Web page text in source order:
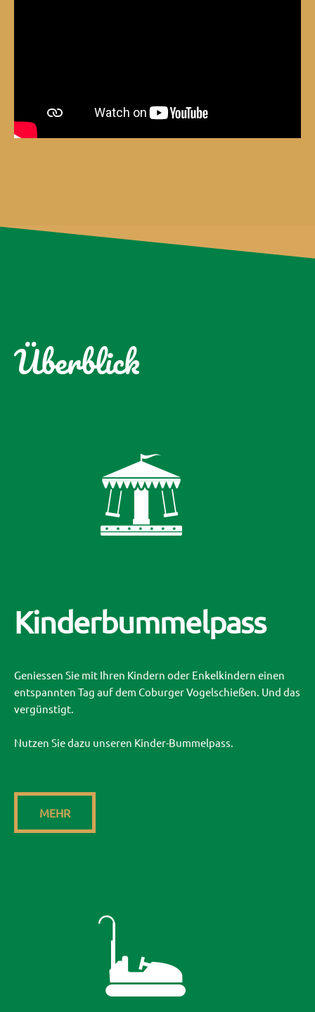
Überblick
Kinderbummelpass
Geniessen Sie mit Ihren Kindern oder Enkelkindern einen
entspannten Tag auf dem Coburger Vogelschießen. Und das
vergünstigt.
Nutzen Sie dazu unseren Kinder-Bummelpass.
MEHR